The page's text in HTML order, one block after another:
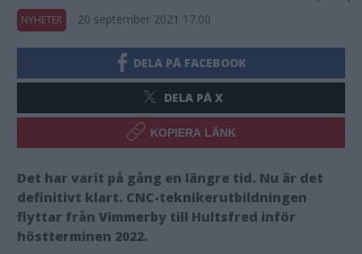
NYHETER 20 september 2021 17.00
DELA PÅ FACEBOOK
DELA PÅ X
KOPIERA LÄNK
Det har varit på gång en längre tid. Nu är det
definitivt klart. CNC-teknikerutbildningen
flyttar från Vimmerby till Hultsfred inför
höstterminen 2022.